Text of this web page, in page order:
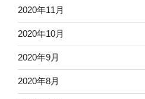
2020年11月
2020年10月
2020年9月
2020年8月